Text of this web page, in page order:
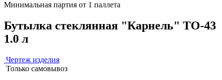
Минимальная партия от 1 паллета
Бутылка стеклянная "Карнель" TO-43
1.0 л
Чертеж изделия
Только самовывоз